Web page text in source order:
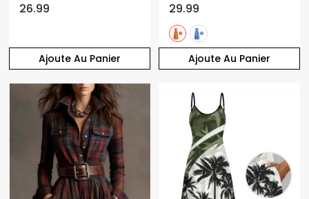
Ajoute Au Panier
26.99
Ajoute Au Panier
29.99